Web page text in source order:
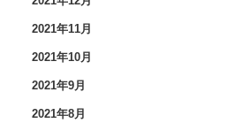
2021年11月
2021年10月
2021年9月
2021年8月